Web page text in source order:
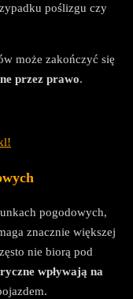
poślizgu czy
może zakończyć się
przez prawo.
pogodowych,
znacznie większej
nie biorą pod
wpływają na